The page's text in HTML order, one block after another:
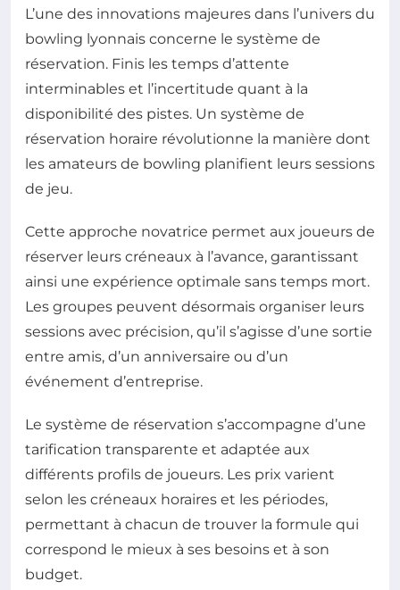
L’une des innovations majeures dans l’univers du
bowling lyonnais concerne le système de
réservation. Finis les temps d’attente
interminables et l’incertitude quant à la
disponibilité des pistes. Un système de
réservation horaire révolutionne la manière dont
les amateurs de bowling planifient leurs sessions
de jeu.
Cette approche novatrice permet aux joueurs de
réserver leurs créneaux à l’avance, garantissant
ainsi une expérience optimale sans temps mort.
Les groupes peuvent désormais organiser leurs
sessions avec précision, qu’il s’agisse d’une sortie
entre amis, d’un anniversaire ou d’un
événement d’entreprise.
Le système de réservation s’accompagne d’une
tarification transparente et adaptée aux
différents profils de joueurs. Les prix varient
selon les créneaux horaires et les périodes,
permettant à chacun de trouver la formule qui
correspond le mieux à ses besoins et à son
budget.